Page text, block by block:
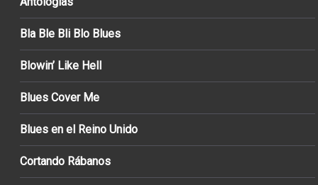
Bla Ble Bli Blo Blues
Blowin’ Like Hell
Blues Cover Me
Blues en el Reino Unido
Cortando Rábanos